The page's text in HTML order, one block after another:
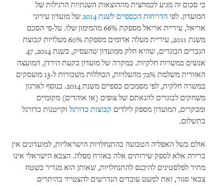
כי סכום זה מגיע לכמחצית מההוצאות השנתיות הרגילות של
המועדון. לפי הדו"חות הכספיים לשנת 2014
של מועדון עירוני
אריאל, עיריית אריאל מספקת 66% מהמימון שלו. על-פי הסכם
משנת 2011, עיריית מעלה אדומים מספקת 60% מעלויות קבוצת
הגברים הבוגרים, שהיא חלק ממועדון שהעסיק, בשנת 2014, 47
אנשים במשרות חלקיות. במקרה של מועדון בקעת הירדן, המועצה
האזורית משלמת 72% מהעלויות, הכוללות משכורות ל-13 מועסקים
במשרה חלקית, לפי מסמכים כספיים משנת 2014. בנוסף לארגון
משחקים לבוגרים להנאתם של צופים (או אוהדים) מקומיים
ומבקרים, המועדון מספק לילדים קבוצות כדורגל וקייטנות כדורגל
בתשלום.
אולם בשל האפליה הטבועה בהתנחלויות הישראליות, למועדונים אין
ברירה אלא לספק שירותים אלה באורח מפלה. הצבא הישראלי אינו
מתיר לפלסטינים להיכנס להתנחלויות, שאותן הוא מגדיר כשטח
צבאי סגור, זאת למעט עובדים הנדרשים להצטייד בהיתרים